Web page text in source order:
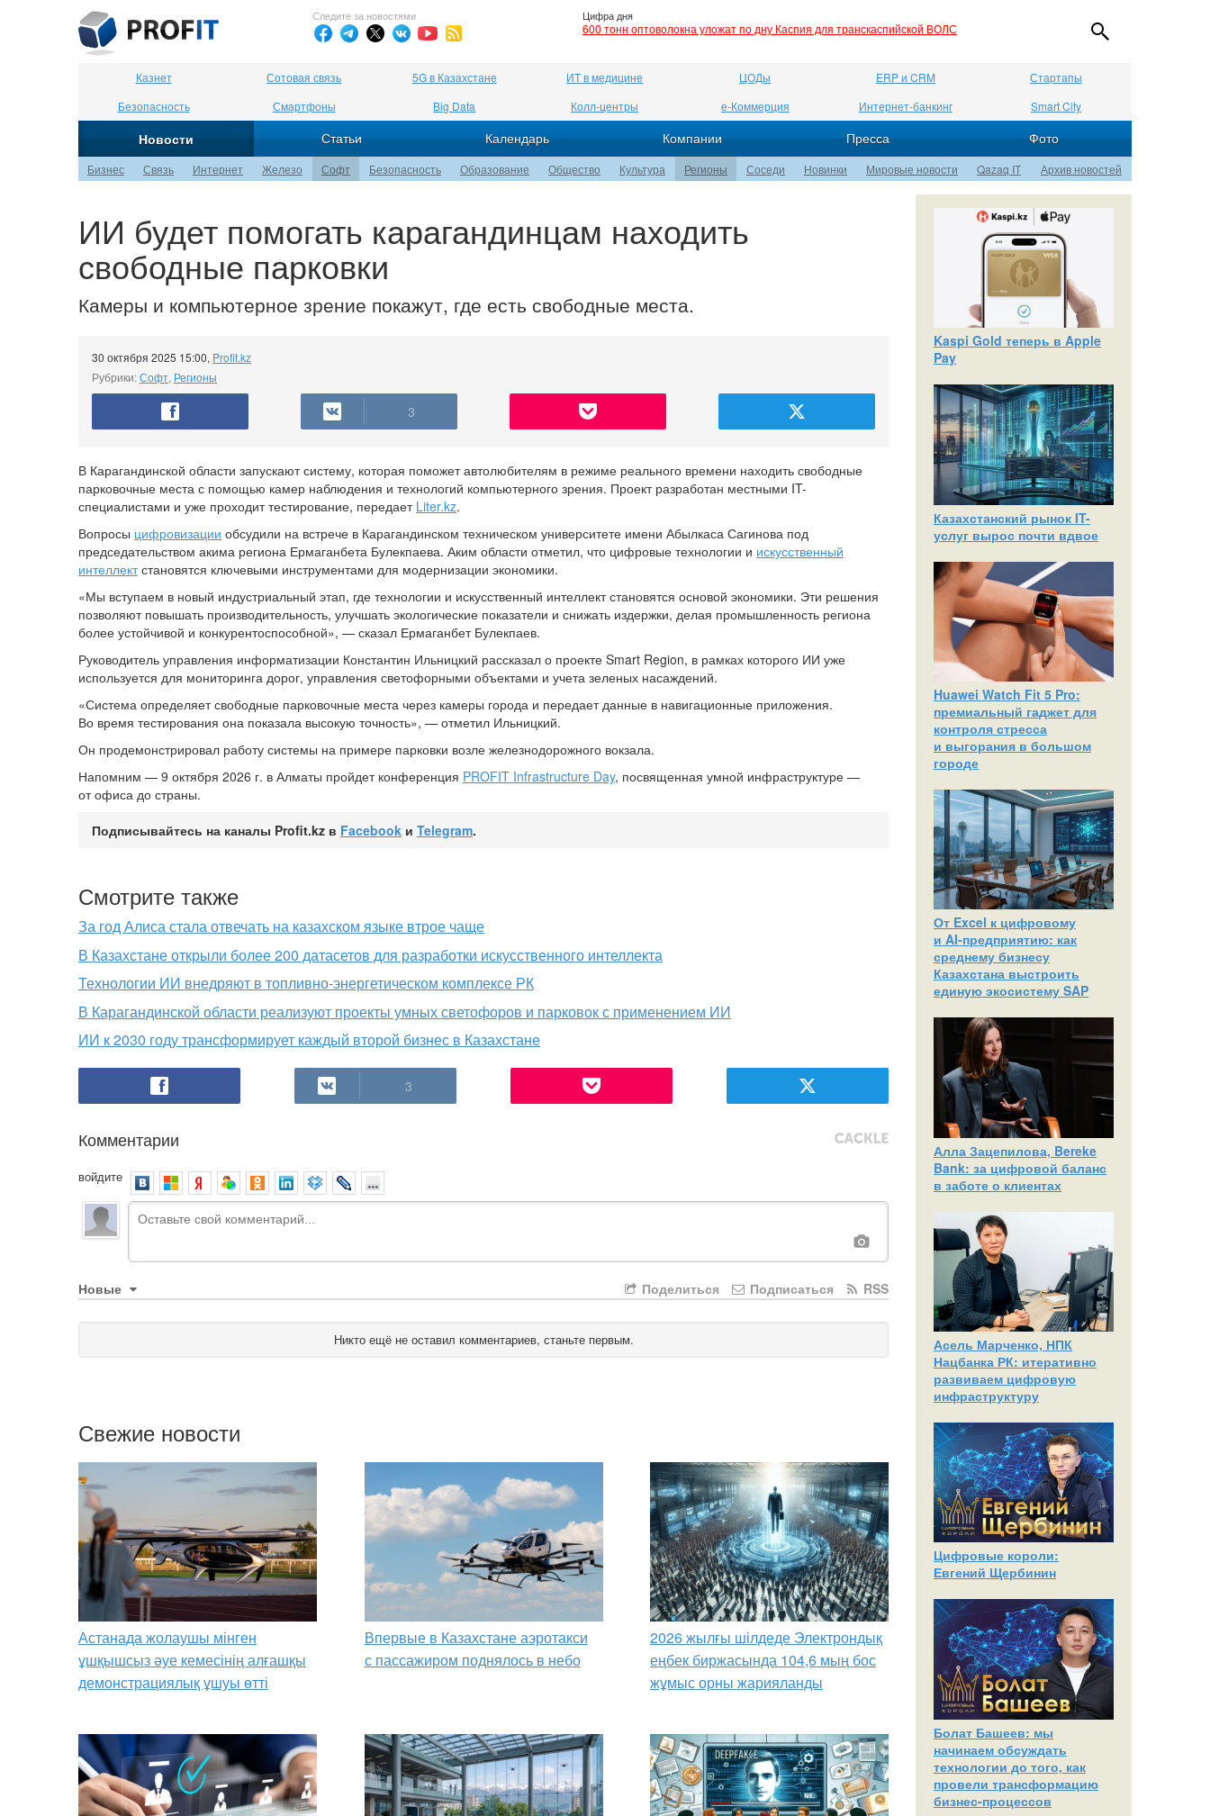
Следите за новостями Цифра дня
600 тонн оптоволокна уложат по дну Каспия для транскаспийской ВОЛС
Казнет Сотовая связь 5G в Казахстане ИТ в медицине ЦОДы ERP и CRM
Стартапы
Безопасность
Смартфоны Big Data Колл-центры е-Коммерция Интернет-банкинг Smart City
Новости Статьи Календарь Компании Пресса Фото
Бизнес Связь Интернет Железо Софт Безопасность Образование Общество Культура Регионы Соседи Новинки Мировые новости Qazaq IT Архив новостей
ИИ будет помогать карагандинцам находить
свободные парковки
Камеры и компьютерное зрение покажут, где есть свободные места.
30 октября 2025 15:00, Profit.kz
Рубрики:Софт, Регионы
3
В Карагандинской области запускают систему, которая поможет автолюбителям в режиме реального времени находить свободные
парковочные места с помощью камер наблюдения и технологий компьютерного зрения. Проект разработан местными IT-
специалистами и уже проходит тестирование, передает Liter.kz.
Вопросы цифровизации обсудили на встрече в Карагандинском техническом университете имени Абылкаса Сагинова под
председательством акима региона Ермаганбета Булекпаева. Аким области отметил, что цифровые технологии и искусственный
интеллектстановятся ключевыми инструментами для модернизации экономики.
«Мы вступаем в новый индустриальный этап, где технологии и искусственный интеллект становятся основой экономики. Эти решения
позволяют повышать производительность, улучшать экологические показатели и снижать издержки, делая промышленность региона
более устойчивой и конкурентоспособной», — сказал Ермаганбет Булекпаев.
Руководитель управления информатизации Константин Ильницкий рассказал о проекте Smart Region, в рамках которого ИИ уже
используется для мониторинга дорог, управления светофорными объектами и учета зеленых насаждений.
«Система определяет свободные парковочные места через камеры города и передает данные в навигационные приложения.
Во время тестирования она показала высокую точность», — отметил Ильницкий.
Он продемонстрировал работу системы на примере парковки возле железнодорожного вокзала.
Напомним — 9 октября 2026 г. в Алматы пройдет конференция PROFIT Infrastructure Day, посвященная умной инфраструктуре —
от офиса до страны.
Подписывайтесь на каналы Profit.kz в Facebook и Telegram.
Смотрите также
За год Алиса стала отвечать на казахском языке втрое чаще
В Казахстане открыли более 200 датасетов для разработки искусственного интеллекта
Технологии ИИ внедряют в топливно-энергетическом комплексе РК
В Карагандинской области реализуют проекты умных светофоров и парковок с применением ИИ
ИИ к 2030 году трансформирует каждый второй бизнес в Казахстане
3
Комментарии
войдите
Новые RSS
Подписаться
Поделиться
Никто ещё не оставил комментариев, станьте первым.
Свежие новости
Астанада жолаушы мінген
ұшқышсыз әуе кемесінің алғашқы
демонстрациялық ұшуы өтті
Впервые в Казахстане аэротакси
с пассажиром поднялось в небо
2026 жылғы шілдеде Электрондық
еңбек биржасында 104,6 мың бос
жұмыс орны жарияланды
Kaspi Gold теперь в Apple
Pay
Казахстанский рынок IT-
услуг вырос почти вдвое
Huawei Watch Fit 5 Pro:
премиальный гаджет для
контроля стресса
и выгорания в большом
городе
От Excel к цифровому
и AI‑предприятию: как
среднему бизнесу
Казахстана выстроить
единую экосистему SAP
Алла Зацепилова, Bereke
Bank: за цифровой баланс
в заботе о клиентах
Асель Марченко, НПК
Нацбанка РК: итеративно
развиваем цифровую
инфраструктуру
Цифровые короли:
Евгений Щербинин
Болат Башеев: мы
начинаем обсуждать
технологии до того, как
провели трансформацию
бизнес-процессов